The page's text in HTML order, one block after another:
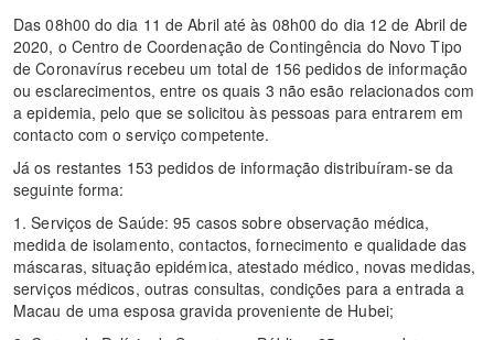
Das 08h00 do dia 11 de Abril até às 08h00 do dia 12 de Abril de
2020, o Centro de Coordenação de Contingência do Novo Tipo
de Coronavírus recebeu um total de 156 pedidos de informação
ou esclarecimentos, entre os quais 3 não esão relacionados com
a epidemia, pelo que se solicitou às pessoas para entrarem em
contacto com o serviço competente.
Já os restantes 153 pedidos de informação distribuíram-se da
seguinte forma:
1. Serviços de Saúde: 95 casos sobre observação médica,
medida de isolamento, contactos, fornecimento e qualidade das
máscaras, situação epidémica, atestado médico, novas medidas,
serviços médicos, outras consultas, condições para a entrada a
Macau de uma esposa gravida proveniente de Hubei;